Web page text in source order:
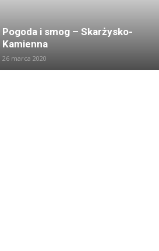
Pogoda i smog – Skarżysko-
Kamienna
26 marca 2020